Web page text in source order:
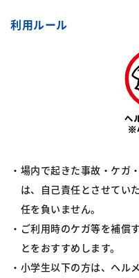
利用ルール
場内で起きた事故・ケガ
は、自己責任とさせてい
任を負いません。
ご利用時のケガ等を補償
とをおすすめします。
小学生以下の方は、ヘル